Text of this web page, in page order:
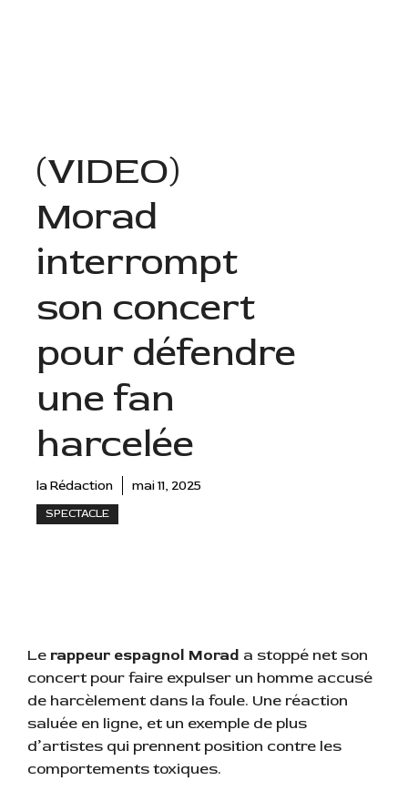
(VIDEO)
Morad
interrompt
son concert
pour défendre
une fan
harcelée
la Rédaction mai 11, 2025
SPECTACLE
Le rappeur espagnol Morad a stoppé net son
concert pour faire expulser un homme accusé
de harcèlement dans la foule. Une réaction
saluée en ligne, et un exemple de plus
d’artistes qui prennent position contre les
comportements toxiques.